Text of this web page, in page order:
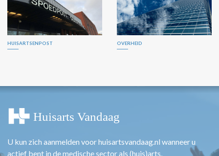
HUISARTSENPOST OVERHEID
U kun zich aanmelden voor huisartsvandaag.nl wanneer u
actief bent in de medische sector als (huis)arts,